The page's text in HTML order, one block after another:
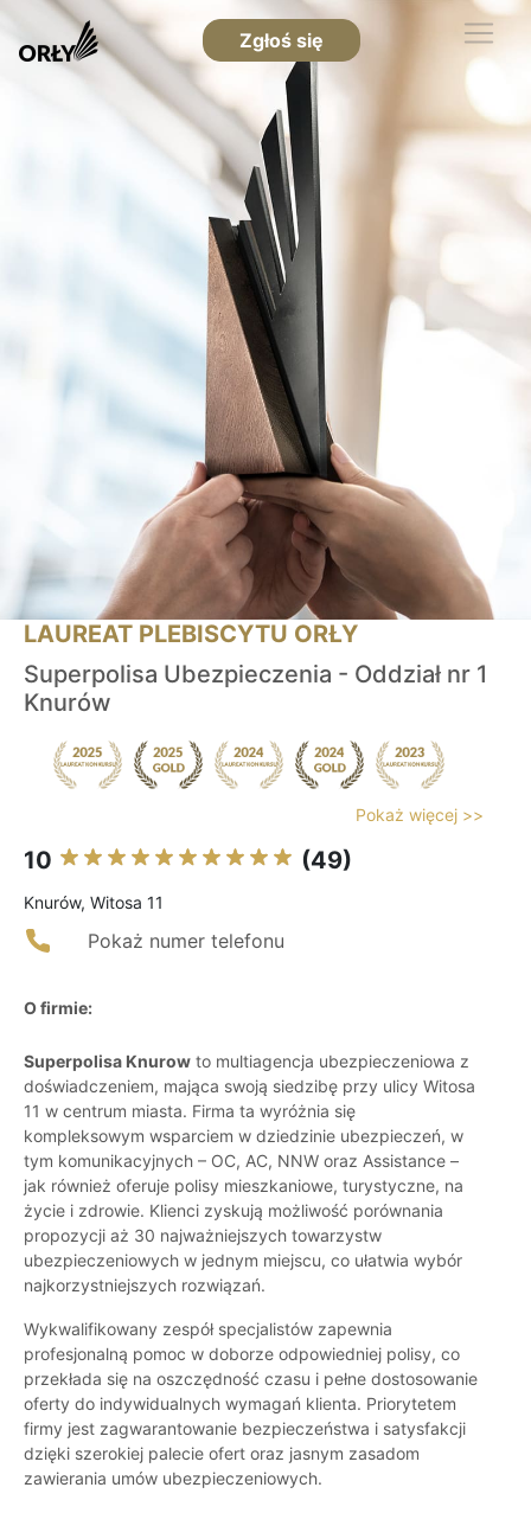
Zgłoś się
LAUREAT PLEBISCYTU ORŁY
Superpolisa Ubezpieczenia - Oddział nr 1
Knurów
Pokaż więcej >>
10 (49)
Knurów, Witosa 11
Pokaż numer telefonu
O firmie:
Superpolisa Knurow to multiagencja ubezpieczeniowa z
doświadczeniem, mająca swoją siedzibę przy ulicy Witosa
11 w centrum miasta. Firma ta wyróżnia się
kompleksowym wsparciem w dziedzinie ubezpieczeń, w
tym komunikacyjnych – OC, AC, NNW oraz Assistance –
jak również oferuje polisy mieszkaniowe, turystyczne, na
życie i zdrowie. Klienci zyskują możliwość porównania
propozycji aż 30 najważniejszych towarzystw
ubezpieczeniowych w jednym miejscu, co ułatwia wybór
najkorzystniejszych rozwiązań.
Wykwalifikowany zespół specjalistów zapewnia
profesjonalną pomoc w doborze odpowiedniej polisy, co
przekłada się na oszczędność czasu i pełne dostosowanie
oferty do indywidualnych wymagań klienta. Priorytetem
firmy jest zagwarantowanie bezpieczeństwa i satysfakcji
dzięki szerokiej palecie ofert oraz jasnym zasadom
zawierania umów ubezpieczeniowych.